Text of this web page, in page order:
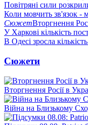
Повітряні сили
Коли мовчить зв'язок -
СюжетВторгнення
У Харкові кількість
В Одесі зросла
Сюжети
Вторгнення Росії в
Війна на Близькому